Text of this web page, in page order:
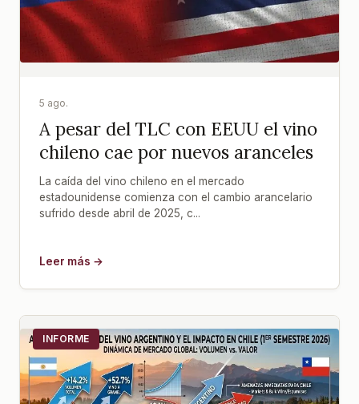
5 ago.
A pesar del TLC con EEUU el vino
chileno cae por nuevos aranceles
La caída del vino chileno en el mercado
estadounidense comienza con el cambio arancelario
sufrido desde abril de 2025, c...
Leer más →
INFORME